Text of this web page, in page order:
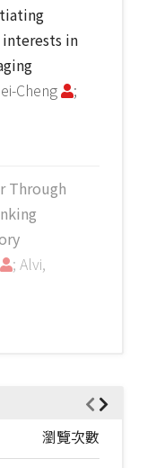
in
Cheng
;
Through
; Alvi,
瀏覽次數